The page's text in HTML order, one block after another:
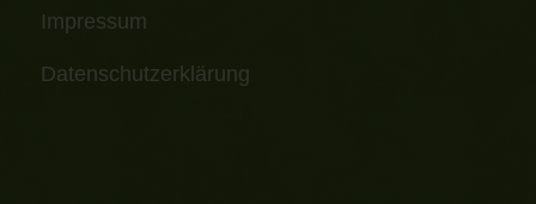
Impressum
Datenschutzerklärung